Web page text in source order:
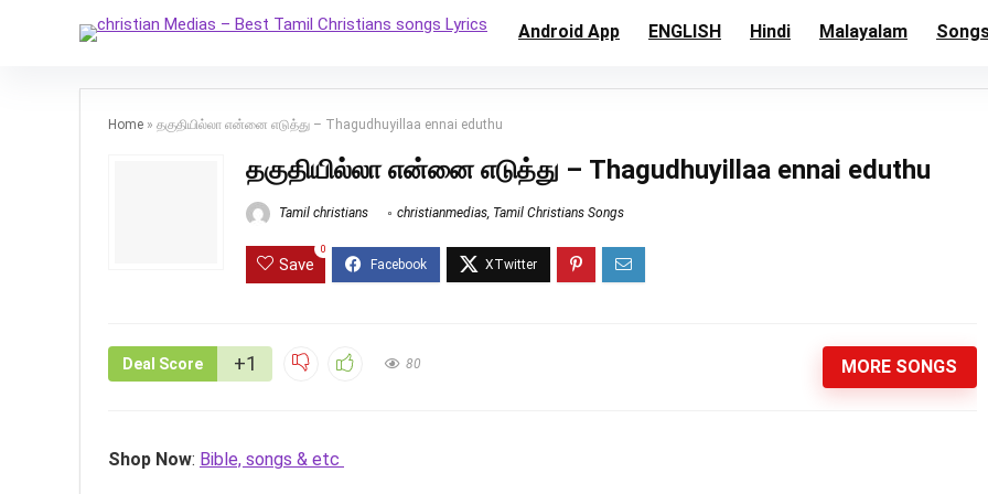
Android App ENGLISH Hindi Malayalam
Home » தகுதியில்லா என்னை எடுத்து – Thagudhuyillaa ennai eduthu
தகுதியில்லா என்னை எடுத்து – Thagudhuyillaa ennai eduthu
Tamil christians christianmedias, Tamil Christians Songs
Save
0
Deal Score +1 80 MORE SONGS
Shop Now: Bible, songs & etc